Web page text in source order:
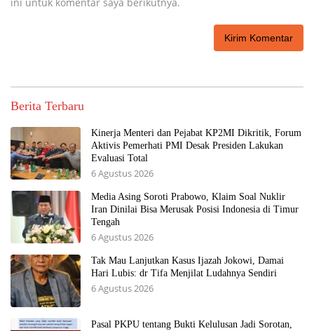
ini untuk komentar saya berikutnya.
Berita Terbaru
Kinerja Menteri dan Pejabat KP2MI Dikritik, Forum
Aktivis Pemerhati PMI Desak Presiden Lakukan
Evaluasi Total
6 Agustus 2026
Media Asing Soroti Prabowo, Klaim Soal Nuklir
Iran Dinilai Bisa Merusak Posisi Indonesia di Timur
Tengah
6 Agustus 2026
Tak Mau Lanjutkan Kasus Ijazah Jokowi, Damai
Hari Lubis: dr Tifa Menjilat Ludahnya Sendiri
6 Agustus 2026
Pasal PKPU tentang Bukti Kelulusan Jadi Sorotan,